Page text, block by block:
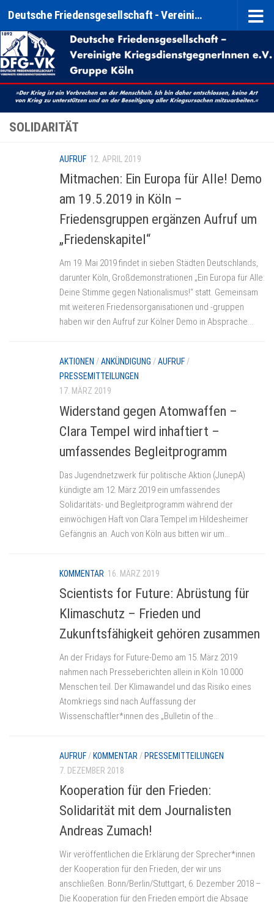
Zum Inhalt springen Deutsche Friedensgesellschaft - Vereinigte KriegsdienstgegnerInnen e. V. (DFG-VK) Gruppe Köln
SOLIDARITÄT
AUFRUF 12. APRIL 2019
Mitmachen: Ein Europa für Alle! Demo
am 19.5.2019 in Köln –
Friedensgruppen ergänzen Aufruf um
„Friedenskapitel“
Am 19. Mai 2019 findet in sieben Städten Deutschlands,
darunter Köln, Großdemonstrationen „Ein Europa für Alle:
Deine Stimme gegen Nationalismus!“ statt. Gemeinsam
mit weiteren Friedensorganisationen und -gruppen
haben wir den Aufruf zur Kölner Demo in Absprache...
AKTIONEN /ANKÜNDIGUNG /AUFRUF/
PRESSEMITTEILUNGEN
17. MÄRZ 2019
Widerstand gegen Atomwaffen –
Clara Tempel wird inhaftiert –
umfassendes Begleitprogramm
Das Jugendnetzwerk für politische Aktion (JunepA)
kündigte am 12. März 2019 ein umfassendes
Solidaritäts- und Begleitprogramm während der
einwöchigen Haft von Clara Tempel im Hildesheimer
Gefängnis an. Auch von Köln aus bitten wir um...
KOMMENTAR 16. MÄRZ 2019
Scientists for Future: Abrüstung für
Klimaschutz – Frieden und
Zukunftsfähigkeit gehören zusammen
An der Fridays for Future-Demo am 15. März 2019
nahmen nach Presseberichten allein in Köln 10.000
Menschen teil. Der Klimawandel und das Risiko eines
Atomkriegs sind nach Auffassung der
Wissenschaftler*innen des „Bulletin of the...
AUFRUF / KOMMENTAR / PRESSEMITTEILUNGEN
7. DEZEMBER 2018
Kooperation für den Frieden:
Solidarität mit dem Journalisten
Andreas Zumach!
Wir veröffentlichen die Erklärung der Sprecher*innen
der Kooperation für den Frieden, der wir uns
anschließen. Bonn/Berlin/Stuttgart, 6. Dezember 2018 –
Die Kooperation für den Frieden empört die Absage